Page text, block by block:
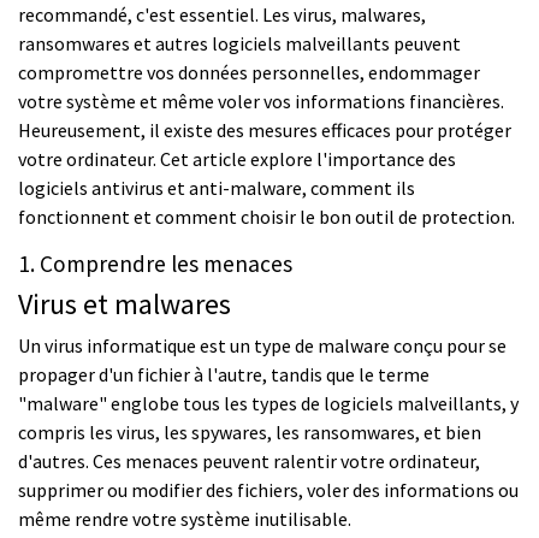
recommandé, c'est essentiel. Les virus, malwares,
ransomwares et autres logiciels malveillants peuvent
compromettre vos données personnelles, endommager
votre système et même voler vos informations financières.
Heureusement, il existe des mesures efficaces pour protéger
votre ordinateur. Cet article explore l'importance des
logiciels antivirus et anti-malware, comment ils
fonctionnent et comment choisir le bon outil de protection.
1. Comprendre les menaces
Virus et malwares
Un virus informatique est un type de malware conçu pour se
propager d'un fichier à l'autre, tandis que le terme
"malware" englobe tous les types de logiciels malveillants, y
compris les virus, les spywares, les ransomwares, et bien
d'autres. Ces menaces peuvent ralentir votre ordinateur,
supprimer ou modifier des fichiers, voler des informations ou
même rendre votre système inutilisable.